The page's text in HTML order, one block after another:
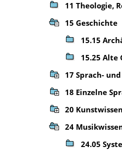
11 Theologie,
15 Geschichte
15.15
15.25 Alte
17 Sprach-
18 Einzelne
20
24
24.05